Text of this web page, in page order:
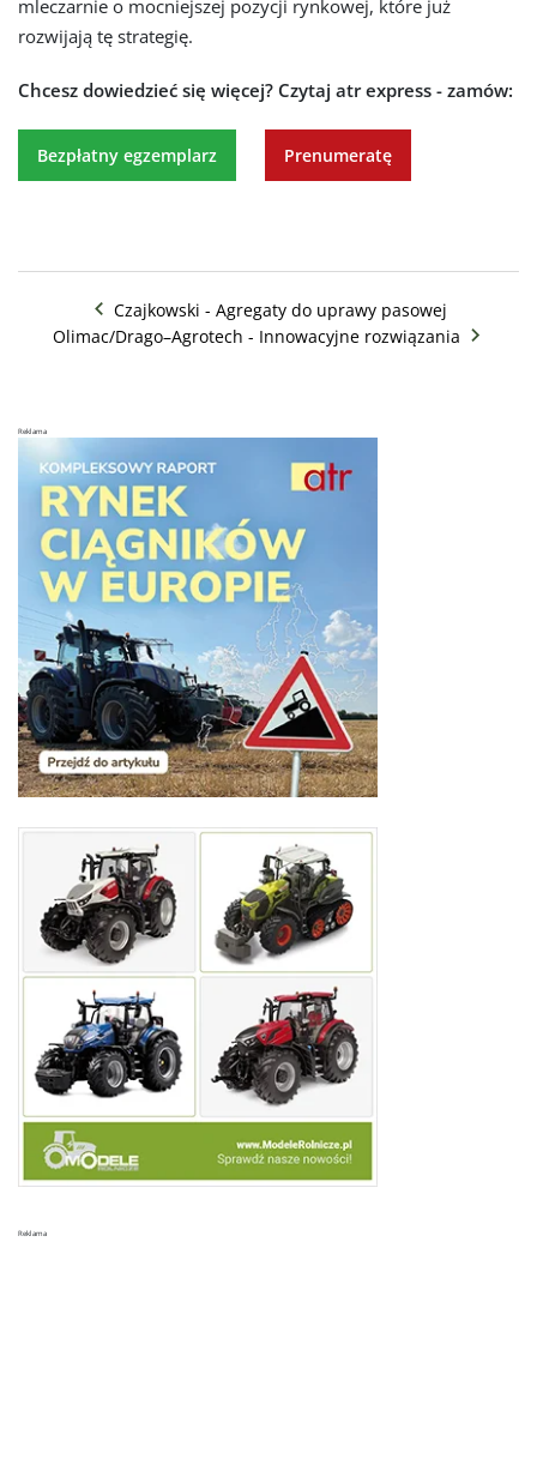
mleczarnie o mocniejszej pozycji rynkowej, które już
rozwijają tę strategię.
Chcesz dowiedzieć się więcej? Czytaj atr express - zamów:
Bezpłatny egzemplarz Prenumeratę
Czajkowski - Agregaty do uprawy pasowej
Olimac/Drago–Agrotech - Innowacyjne rozwiązania
Reklama
Reklama
Ta strona używa plików
Ta strona korzysta z plików cookie, aby
używanie przez nas wszystkich plików cookie
→
NIEZBĘDNE WYDAJNOŚĆ
NIESKLASYFIKOWANE
AKCEPTUJ WSZYSTKIE
POKAŻ SZCZEGÓŁY